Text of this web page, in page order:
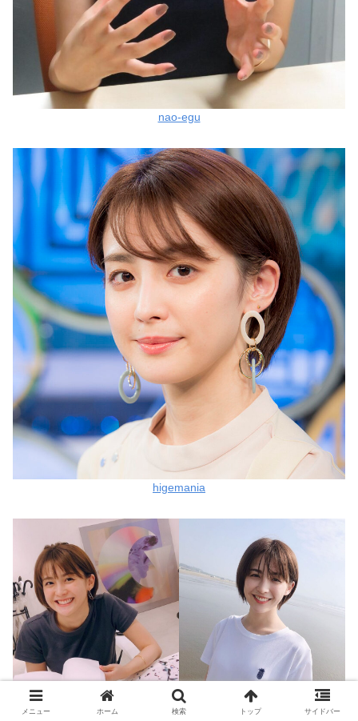
nao-egu
higemania
メニュー ホーム 検索 トップ サイドバー